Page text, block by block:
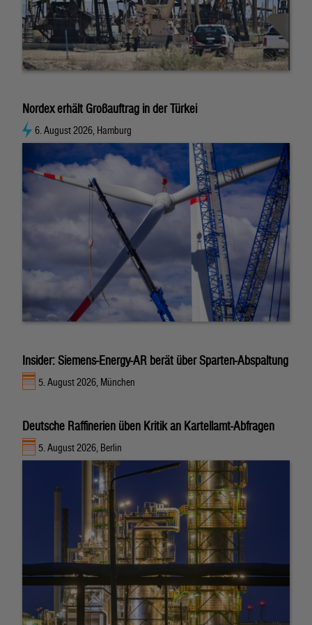
Nordex erhält Großauftrag in der Türkei
6. August 2026, Hamburg
Insider: Siemens-Energy-AR berät über Sparten-Abspaltung
5. August 2026, München
Deutsche Raffinerien üben Kritik an Kartellamt-Abfragen
5. August 2026, Berlin